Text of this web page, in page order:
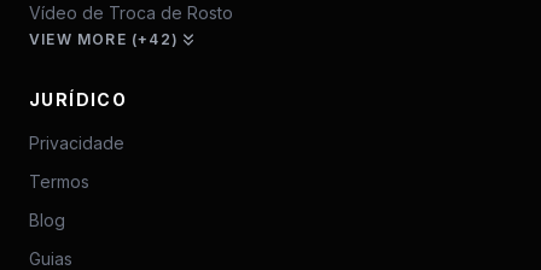
Vídeo de Troca de Rosto
VIEW MORE (+42)
JURÍDICO
Privacidade
Termos
Blog
Guias